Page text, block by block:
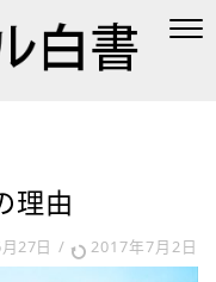
理由
27日 / 2017年7月2日